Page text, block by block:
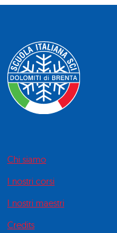
Chi siamo
I nostri corsi
I nostri maestri
Credits